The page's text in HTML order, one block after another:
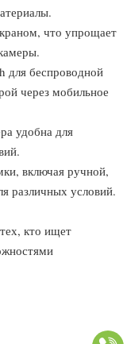
что упрощает
для беспроводной
через мобильное
удобна для
включая ручной,
различных условий.
кто ищет